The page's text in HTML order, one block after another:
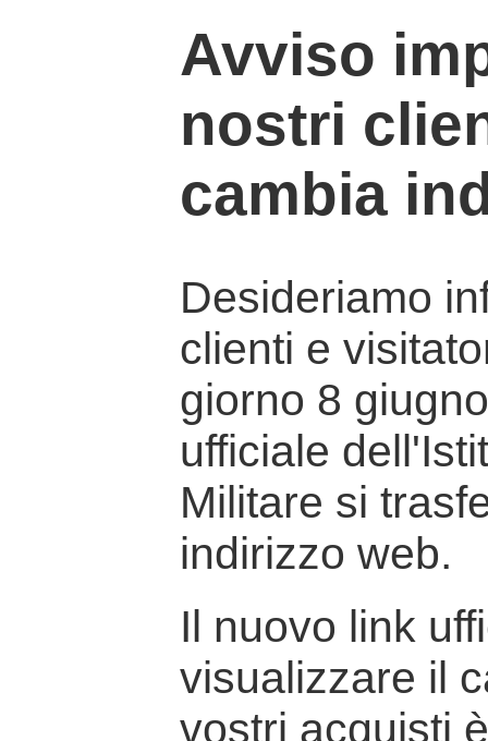
Avviso
nostri
cambia
Desideriamo
clienti e
giorno 8
ufficiale
Militare si
indirizzo web.
Il nuovo link
visualizzare il
vostri acquisti